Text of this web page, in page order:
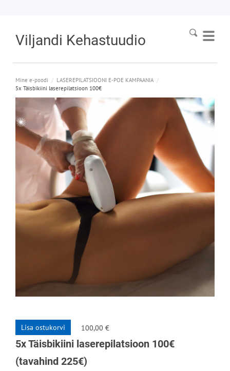
Viljandi Kehastuudio
Mine e-poodi / LASEREPILATSIOONI E-POE KAMPAANIA /
5x Täisbikiini laserepilatsioon 100€
Lisa ostukorvi 100,00 €
5x Täisbikiini laserepilatsioon 100€
(tavahind 225€)